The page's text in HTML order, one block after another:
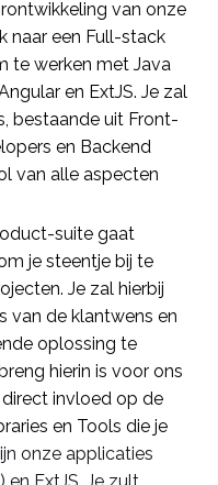
van onze
naar een Full-stack
te werken met Java
en ExtJS. Je zal
bestaande uit Front-
en Backend
van alle aspecten
suite gaat
je steentje bij te
Je zal hierbij
van de klantwens en
oplossing te
hierin is voor ons
invloed op de
en Tools die je
onze applicaties